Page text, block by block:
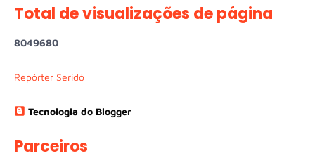
Total de visualizações de página
8049680
Repórter Seridó
Tecnologia do Blogger
Parceiros